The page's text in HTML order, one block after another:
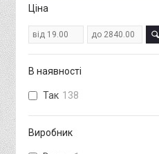
Ціна
В наявності
Так 138
Виробник